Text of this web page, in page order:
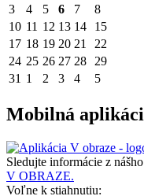
3
4 5 6 7 8
10 11 12 13 14 15
17 18 19 20 21 22
24 25 26 27 28 29
31 1 2 3 4 5
Mobilná
Sledujte informácie z
V OBRAZE.
Voľne k stiahnutiu: